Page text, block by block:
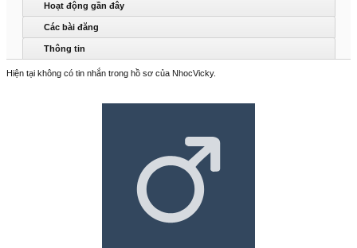
Hoạt động gần đây
Các bài đăng
Thông tin
Hiện tại không có tin nhắn trong hồ sơ của NhocVicky.